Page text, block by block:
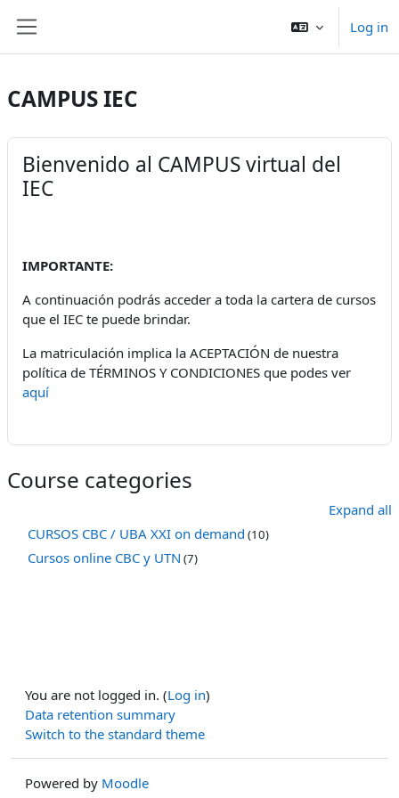
Log in
CAMPUS IEC
Bienvenido al CAMPUS virtual del
IEC
IMPORTANTE:
A continuación podrás acceder a toda la cartera de cursos
que el IEC te puede brindar.
La matriculación implica la ACEPTACIÓN de nuestra
política de TÉRMINOS Y CONDICIONES que podes ver
aquí
Course categories
Expand all
CURSOS CBC / UBA XXI on demand (10)
Cursos online CBC y UTN (7)
You are not logged in. (Log in)
Data retention summary
Switch to the standard theme
Powered by Moodle